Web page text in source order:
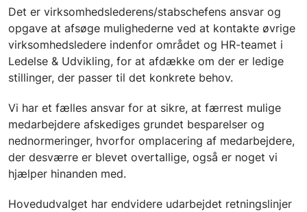
Det er virksomhedslederens/stabschefens ansvar og
opgave at afsøge mulighederne ved at kontakte øvrige
virksomhedsledere indenfor området og HR-teamet i
Ledelse & Udvikling, for at afdække om der er ledige
stillinger, der passer til det konkrete behov.
Vi har et fælles ansvar for at sikre, at færrest mulige
medarbejdere afskediges grundet besparelser og
nednormeringer, hvorfor omplacering af medarbejdere,
der desværre er blevet overtallige, også er noget vi
hjælper hinanden med.
Hovedudvalget har endvidere udarbejdet retningslinjer